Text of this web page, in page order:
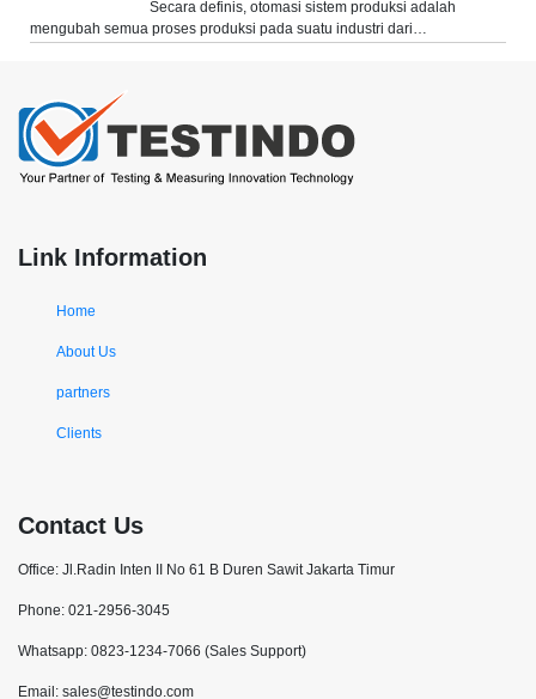
Secara definis, otomasi sistem produksi adalah
mengubah semua proses produksi pada suatu industri dari…
Link Information
Home
About Us
partners
Clients
Contact Us
Office: Jl.Radin Inten II No 61 B Duren Sawit Jakarta Timur
Phone: 021-2956-3045
Whatsapp: 0823-1234-7066 (Sales Support)
Email: sales@testindo.com